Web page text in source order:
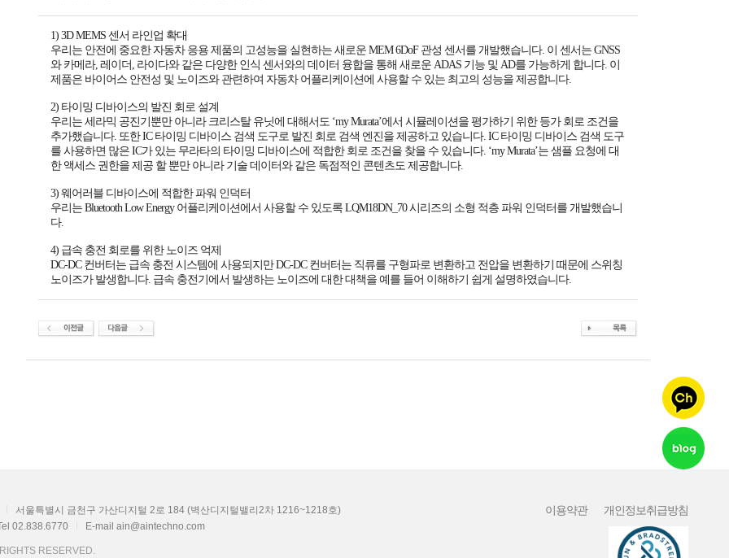
1) 3D MEMS 센서 라인업 확대
우리는 안전에 중요한 자동차 응용 제품의 고성능을 실현하는 새로운 MEM 6DoF 관성 센서를 개발했습니다. 이 센서는 GNSS
와 카메라, 레이더, 라이다와 같은 다양한 인식 센서와의 데이터 융합을 통해 새로운 ADAS 기능 및 AD를 가능하게 합니다. 이
제품은 바이어스 안전성 및 노이즈와 관련하여 자동차 어플리케이션에 사용할 수 있는 최고의 성능을 제공합니다.
2) 타이밍 디바이스의 발진 회로 설계
우리는 세라믹 공진기뿐만 아니라 크리스탈 유닛에 대해서도 ‘my Murata’에서 시뮬레이션을 평가하기 위한 등가 회로 조건을
추가했습니다. 또한 IC 타이밍 디바이스 검색 도구로 발진 회로 검색 엔진을 제공하고 있습니다. IC 타이밍 디바이스 검색 도구
를 사용하면 많은 IC가 있는 무라타의 타이밍 디바이스에 적합한 회로 조건을 찾을 수 있습니다. ‘my Murata’는 샘플 요청에 대
한 액세스 권한을 제공 할 뿐만 아니라 기술 데이터와 같은 독점적인 콘텐츠도 제공합니다.
3) 웨어러블 디바이스에 적합한 파워 인덕터
우리는 Bluetooth Low Energy 어플리케이션에서 사용할 수 있도록 LQM18DN_70 시리즈의 소형 적층 파워 인덕터를 개발했습니
다.
4) 급속 충전 회로를 위한 노이즈 억제
DC-DC 컨버터는 급속 충전 시스템에 사용되지만 DC-DC 컨버터는 직류를 구형파로 변환하고 전압을 변환하기 때문에 스위칭
노이즈가 발생합니다. 급속 충전기에서 발생하는 노이즈에 대한 대책을 예를 들어 이해하기 쉽게 설명하였습니다.
서울특별시 금천구 가산디지털 2로 184 (벽산디지털밸리2차 1216~1218호)
02.838.6770
E-mail ain@aintechno.com
RESERVED.
이용약관 개인정보취급방침